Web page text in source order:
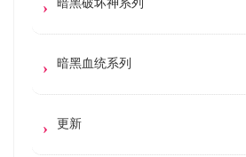
暗黑血统系列
更新